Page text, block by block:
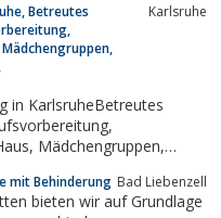
Betreutes
Karlsruhe
in KarlsruheBetreutes
mit Behinderung Bad Liebenzell